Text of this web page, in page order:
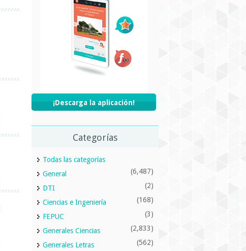
¡Descarga la aplicación!
Categorías
Todas las categorías
General
(6,487)
DTI (2)
Ciencias e Ingeniería (168)
FEPUC (3)
Generales Ciencias (2,833)
Generales Letras (562)